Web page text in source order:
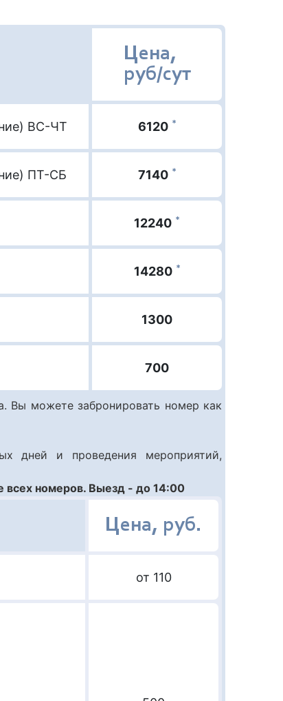
Цена,
руб/сут
ВС-ЧТ 6120 *
ПТ-СБ 7140 *
12240 *
14280 *
1300
700
Вы можете забронировать номер как
дней и проведения мероприятий,
всех номеров. Выезд - до 14:00
Цена, руб.
от 110